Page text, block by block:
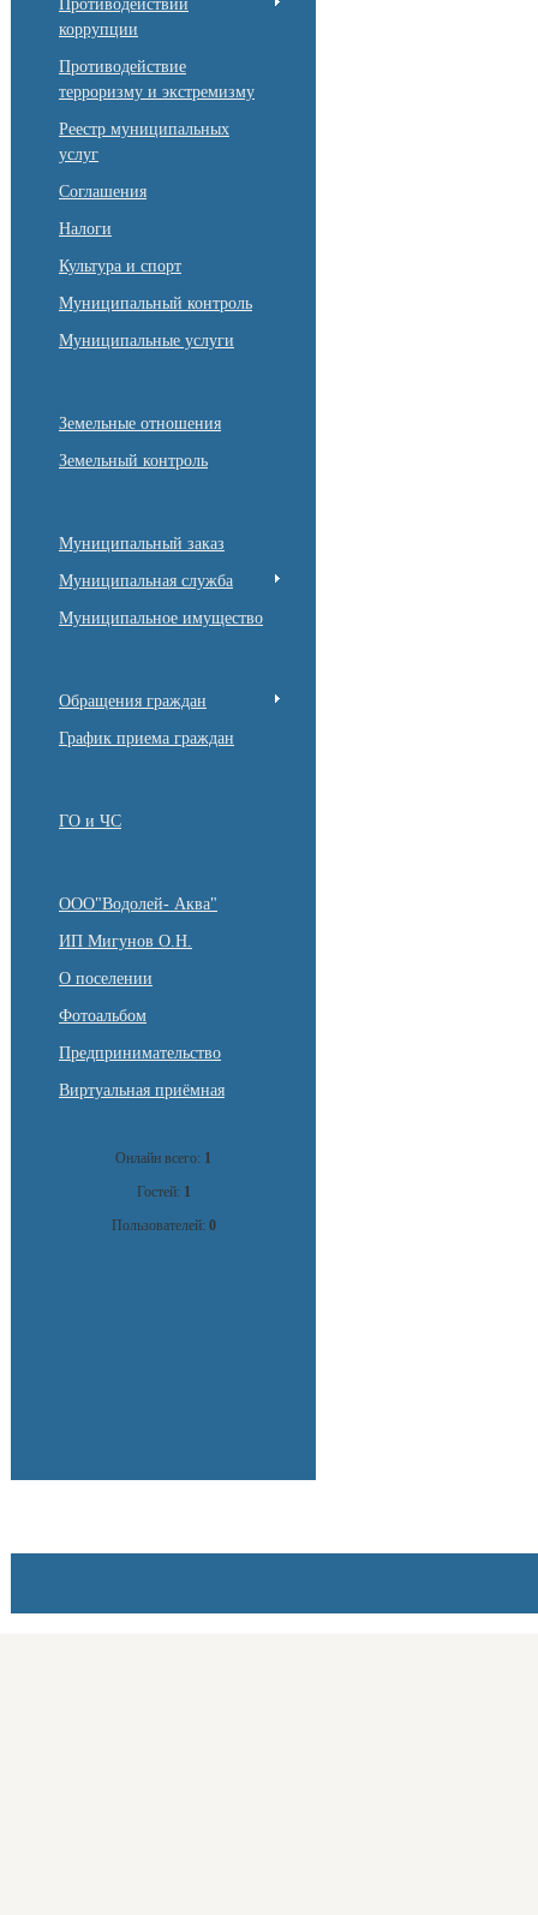
Противодействии
коррупции
Противодействие
терроризму и экстремизму
Реестр муниципальных
услуг
Соглашения
Налоги
Культура и спорт
Муниципальный контроль
Муниципальные услуги
Земельные отношения
Земельный контроль
Муниципальный заказ
Муниципальная служба
Муниципальное имущество
Обращения граждан
График приема граждан
ГО и ЧС
ООО"Водолей- Аква"
ИП Мигунов О.Н.
О поселении
Фотоальбом
Предпринимательство
Виртуальная приёмная
Онлайн всего: 1
Гостей: 1
Пользователей: 0